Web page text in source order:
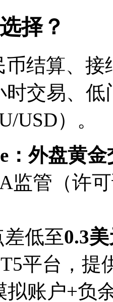
择？
币结算、
时交易、
USD）。
：外盘黄
监管（许
差低至0.3
平台，提
拟账户+负